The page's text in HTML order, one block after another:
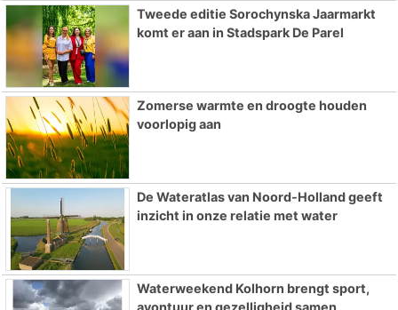
Tweede editie Sorochynska Jaarmarkt
komt er aan in Stadspark De Parel
Zomerse warmte en droogte houden
voorlopig aan
De Wateratlas van Noord-Holland geeft
inzicht in onze relatie met water
Waterweekend Kolhorn brengt sport,
avontuur en gezelligheid samen